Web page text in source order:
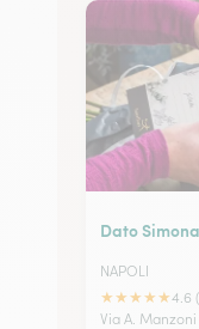
Dato Simona
NAPOLI
★★★★★4.6
Via A. Manzoni